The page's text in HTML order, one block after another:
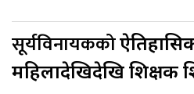
सूर्यविनायकको
महिलादेखिदेखि शिक्षक